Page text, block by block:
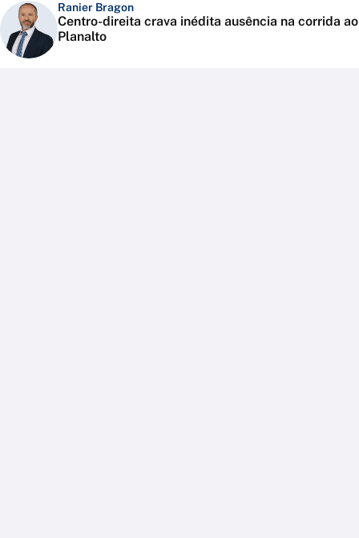
Ranier Bragon
Centro-direita crava inédita ausência na corrida ao
Planalto